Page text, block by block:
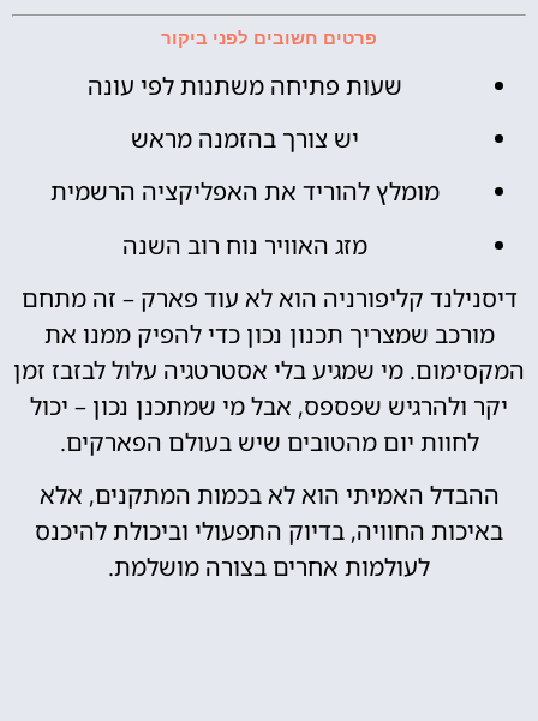
פרטים חשובים לפני ביקור
שעות פתיחה משתנות לפי עונה
יש צורך בהזמנה מראש
מומלץ להוריד את האפליקציה הרשמית
מזג האוויר נוח רוב השנה
דיסנילנד קליפורניה הוא לא עוד פארק – זה מתחם
מורכב שמצריך תכנון נכון כדי להפיק ממנו את
המקסימום. מי שמגיע בלי אסטרטגיה עלול לבזבז זמן
יקר ולהרגיש שפספס, אבל מי שמתכנן נכון – יכול
לחוות יום מהטובים שיש בעולם הפארקים.
ההבדל האמיתי הוא לא בכמות המתקנים, אלא
באיכות החוויה, בדיוק התפעולי וביכולת להיכנס
לעולמות אחרים בצורה מושלמת.